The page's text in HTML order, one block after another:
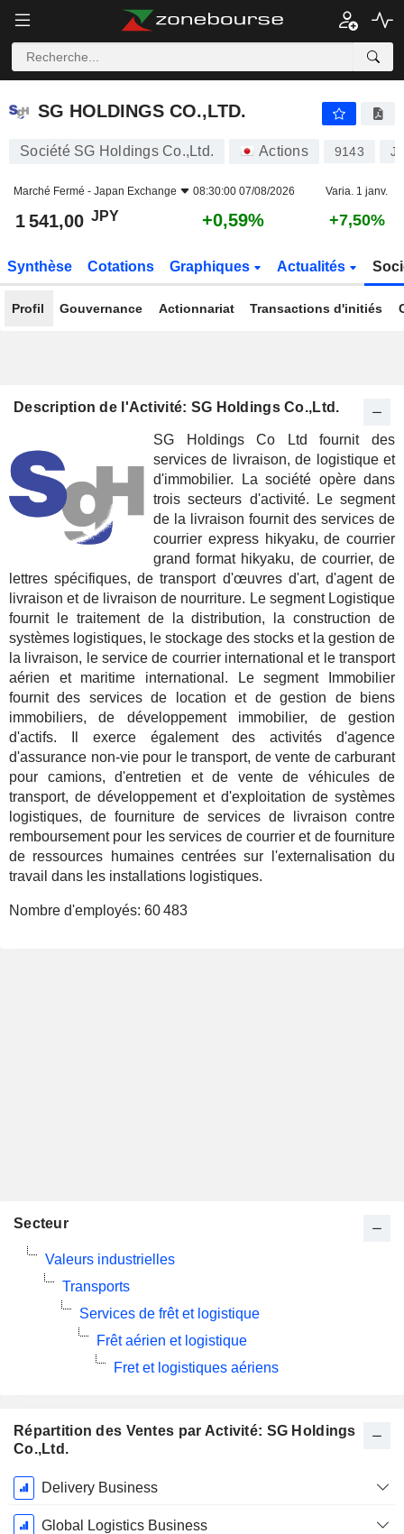
SG HOLDINGS CO.,LTD.
SG HOLDINGS CO.,LTD.
Société SG Holdings Co.,Ltd. Actions 9143
Marché Fermé - Japan Exchange 08:30:00 07/08/2026 Varia. 1 janv.
1 541,00 JPY +0,59% +7,50%
Synthèse Cotations Graphiques Actualités
Profil Gouvernance Actionnariat Transactions d'initiés
Description de l'Activité: SG Holdings Co.,Ltd.
SG Holdings Co Ltd fournit des
services de livraison, de logistique et
d'immobilier. La société opère dans
trois secteurs d'activité. Le segment
de la livraison fournit des services de
courrier express hikyaku, de courrier
grand format hikyaku, de courrier, de
lettres spécifiques, de transport d'œuvres d'art, d'agent de
livraison et de livraison de nourriture. Le segment Logistique
fournit le traitement de la distribution, la construction de
systèmes logistiques, le stockage des stocks et la gestion de
la livraison, le service de courrier international et le transport
aérien et maritime international. Le segment Immobilier
fournit des services de location et de gestion de biens
immobiliers, de développement immobilier, de gestion
d'actifs. Il exerce également des activités d'agence
d'assurance non-vie pour le transport, de vente de carburant
pour camions, d'entretien et de vente de véhicules de
transport, de développement et d'exploitation de systèmes
logistiques, de fourniture de services de livraison contre
remboursement pour les services de courrier et de fourniture
de ressources humaines centrées sur l'externalisation du
travail dans les installations logistiques.
Nombre d'employés: 60 483
Répartition des Ventes par Activité: SG Holdings
Co.,Ltd.
Période
Fiscale:
Mars
Delivery Business
Global Logistics Business
Secteur
Valeurs industrielles
Transports
Services de frêt et logistique
Frêt aérien et logistique
Fret et logistiques aériens